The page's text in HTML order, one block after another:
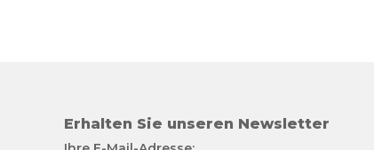
Erhalten Sie unseren Newsletter